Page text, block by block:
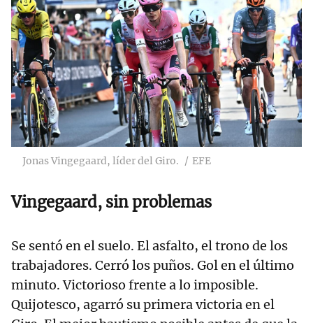
Jonas Vingegaard, líder del Giro. EFE
Vingegaard, sin problemas
Se sentó en el suelo. El asfalto, el trono de los
trabajadores. Cerró los puños. Gol en el último
minuto. Victorioso frente a lo imposible.
Quijotesco, agarró su primera victoria en el